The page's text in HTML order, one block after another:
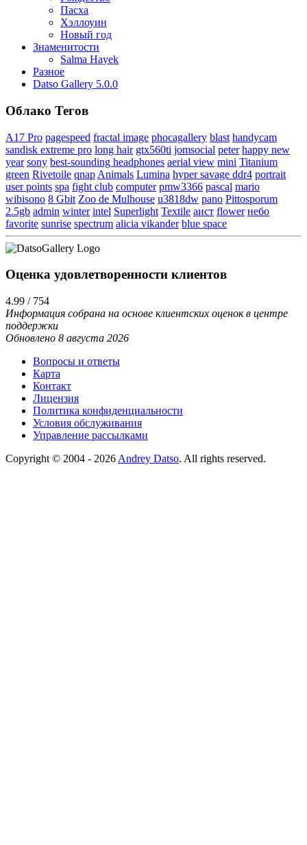
Пасха
Хэллоуин
Новый год
Знаменитости
Salma Hayek
Разное
Datso Gallery 5.0.0
Облако Тегов
A17 Pro pagespeed fractal image phocagallery blast handycam
sandisk extreme pro long hair gtx560ti jomsocial peter happy new
year sony best-sounding headphones aerial view mini Titanium
green Rivetoile qnap Animals Lumina hyper savage ddr4 portrait
user points spa fight club computer pmw3366 pascal mario
wibisono 8 Gbit Zoo de Mulhouse u3818dw pano Pittosporum
2.5gb admin winter intel Superlight Textile аист flower небо
favorite sunrise spectrum alicia vikander blue space
Оценка удовлетворенности клиентов
4.99 / 754
Информация собрана на основе клиентских оценок в центре
поддержки
Обновлено 8 августа 2026
Вопросы и ответы
Карта
Контакт
Лицензия
Политика конфиденциальности
Условия обслуживания
Управление рассылками
Copyright © 2004 - 2026 Andrey Datso. All rights reserved.